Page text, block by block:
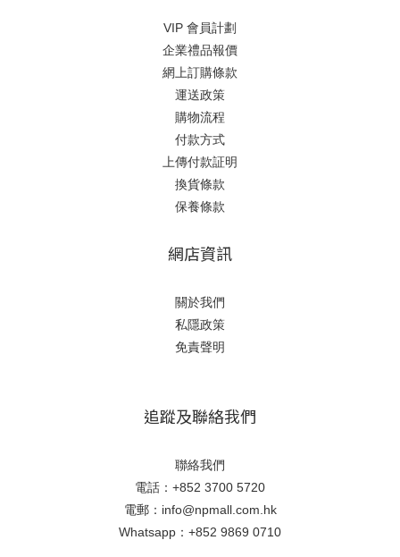
VIP 會員計劃
企業禮品報價
網上訂購條款
運送政策
購物流程
付款方式
上傳付款証明
換貨條款
保養條款
網店資訊
關於我們
私隱政策
免責聲明
追蹤及聯絡我們
聯絡我們
電話：+852 3700 5720
電郵：info@npmall.com.hk
Whatsapp：+852 9869 0710